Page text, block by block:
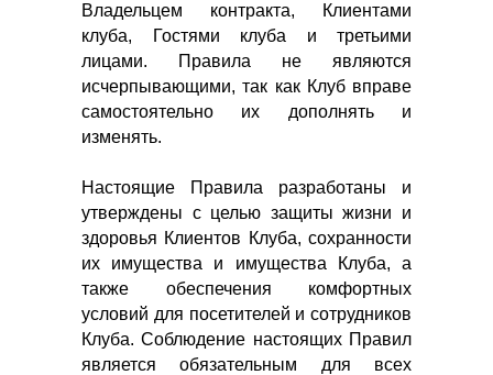
Владельцем контракта, Клиентами
клуба, Гостями клуба и третьими
лицами. Правила не являются
исчерпывающими, так как Клуб вправе
самостоятельно их дополнять и
изменять.
Настоящие Правила разработаны и
утверждены с целью защиты жизни и
здоровья Клиентов Клуба, сохранности
их имущества и имущества Клуба, а
также обеспечения комфортных
условий для посетителей и сотрудников
Клуба. Соблюдение настоящих Правил
является обязательным для всех